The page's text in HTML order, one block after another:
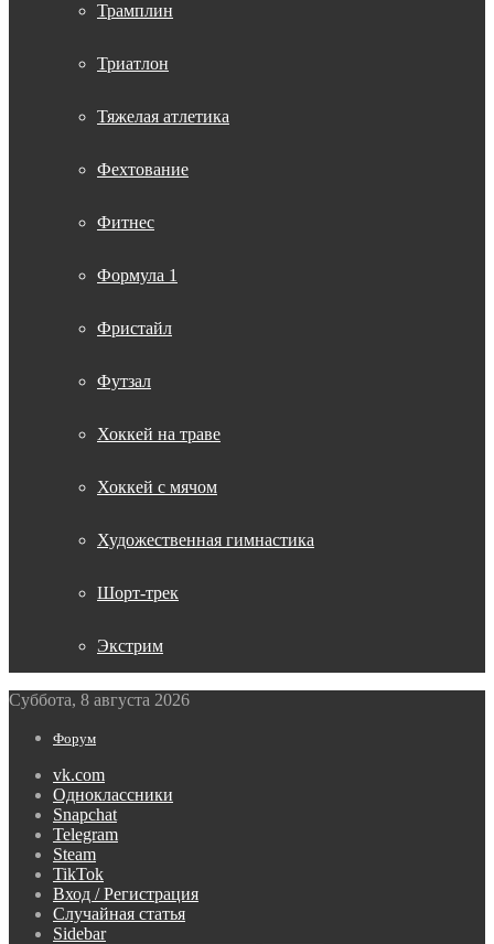
Трамплин
Триатлон
Тяжелая атлетика
Фехтование
Фитнес
Формула 1
Фристайл
Футзал
Хоккей на траве
Хоккей с мячом
Художественная гимнастика
Шорт-трек
Экстрим
Суббота, 8 августа 2026
Форум
vk.com
Одноклассники
Snapchat
Telegram
Steam
TikTok
Вход / Регистрация
Случайная статья
Sidebar